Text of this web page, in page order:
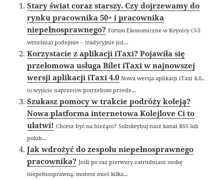
Stary świat coraz starszy. Czy dojrzewamy do
rynku pracownika 50+ i pracownika
niepełnosprawnego? Forum Ekonomiczne w Krynicy (3-5
września) podejmie – tradycyjnie już...
Korzystacie z aplikacji iTaxi? Pojawiła się
przełomowa usługa Bilet iTaxi w najnowszej
wersji aplikacji iTaxi 4.0 Nowa wersja aplikacji iTaxi 4.0.,
to wyjście naprzeciw potrzebom przede...
Szukasz pomocy w trakcie podróży koleją?
Nowa platforma internetowa Kolejlove Ci to
ułatwi! Chcesz być na bieżąco? Subskrybuj nasz kanał RSS lub
polub...
Jak wdrożyć do zespołu niepełnosprawnego
pracownika? Jeśli po raz pierwszy zatrudniasz osobę
niepełnosprawną, możesz mieć kilka...